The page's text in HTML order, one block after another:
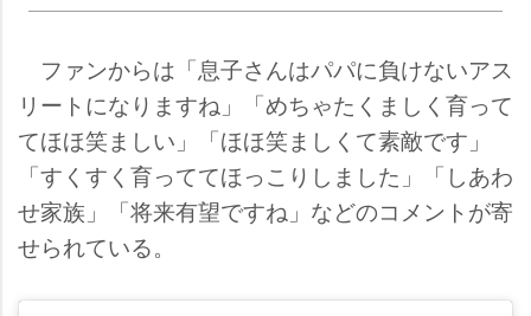
ファンからは「息子さんはパパに負けないアス
リートになりますね」「めちゃたくましく育って
てほほ笑ましい」「ほほ笑ましくて素敵です」
「すくすく育っててほっこりしました」「しあわ
せ家族」「将来有望ですね」などのコメントが寄
せられている。